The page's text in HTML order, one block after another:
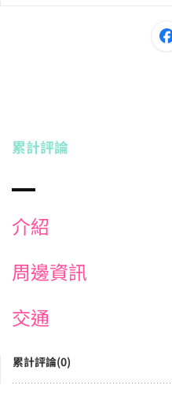
累計評論
介紹
周邊資訊
交通
累計評論(0)